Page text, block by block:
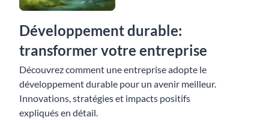
Développement durable:
transformer votre entreprise
Découvrez comment une entreprise adopte le
développement durable pour un avenir meilleur.
Innovations, stratégies et impacts positifs
expliqués en détail.